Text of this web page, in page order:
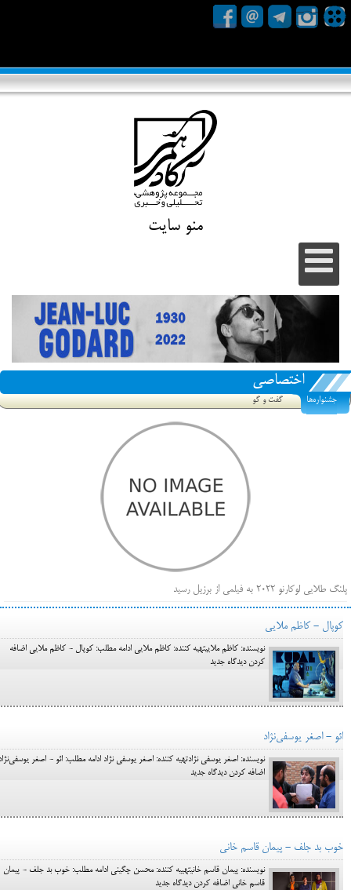
منو سایت
اختصاصی
جشنواره‌ها گفت و گو
پلنگ طلایی لوکارنو ۲۰۲۲ به فیلمی از برزیل رسید
فهرست فیلم‌های بخش مسابقه جشنواره فیلم ونیز ۲۰۲۲ مشخص شد، سهم پررنگ ایرانی‌ها
بیرون راندن فیلم‌های منتسب به حامیان کرملین از جشنواره کن، راه برای مستقل‌ها باز است
کوپال - کاظم ملایی
نویسنده: کاظم ملاییتهیه کننده: کاظم ملایی ادامه مطلب: کوپال - کاظم ملایی اضافه
کردن دیدگاه جدید
ائو - اصغر یوسفی‌نژاد
نویسنده: اصغر یوسفی نژادتهیه کننده: اصغر یوسفی نژاد ادامه مطلب: ائو - اصغر
اضافه کردن دیدگاه جدید
خوب بد جلف - پیمان قاسم خانی
نویسنده: پیمان قاسم خانیتهییه کننده: محسن چگینی ادامه مطلب: خوب بد جلف - پیمان
قاسم خانی اضافه کردن دیدگاه جدید